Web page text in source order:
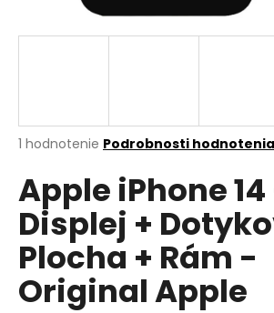
Priemerné
produktu
je
5,0
5
hviezdičiek.
1 hodnotenie Podrobnosti hodnotenia
Apple iPhone 14
Displej +
Plocha + Rám -
Original Apple
j
?
HĽADAŤ
O